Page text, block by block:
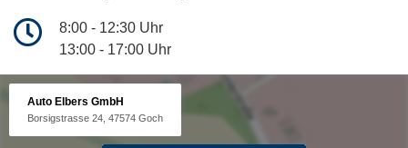
8:00 - 12:30 Uhr
13:00 - 17:00 Uhr
Auto Elbers GmbH
Borsigstrasse 24, 47574 Goch